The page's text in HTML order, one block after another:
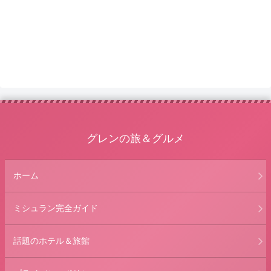
グレンの旅＆グルメ
ホーム
ミシュラン完全ガイド
話題のホテル＆旅館